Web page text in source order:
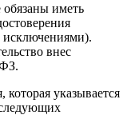
иметь
исключениями).
внес
которая указывается
следующих